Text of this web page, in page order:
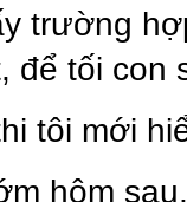
trường
để tối con
tôi mới
hôm